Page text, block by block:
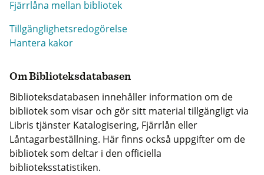
Fjärrlåna mellan bibliotek
Tillgänglighetsredogörelse
Hantera kakor
Om Biblioteksdatabasen
Biblioteksdatabasen innehåller information om de
bibliotek som visar och gör sitt material tillgängligt via
Libris tjänster Katalogisering, Fjärrlån eller
Låntagarbeställning. Här finns också uppgifter om de
bibliotek som deltar i den officiella
biblioteksstatistiken.